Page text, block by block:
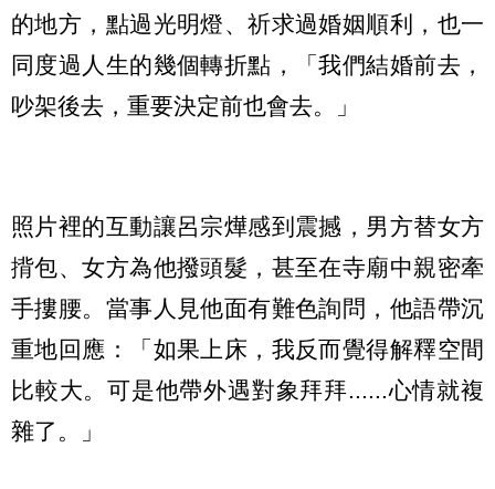
的地方，點過光明燈、祈求過婚姻順利，也一
同度過人生的幾個轉折點，「我們結婚前去，
吵架後去，重要決定前也會去。」
照片裡的互動讓呂宗燁感到震撼，男方替女方
揹包、女方為他撥頭髮，甚至在寺廟中親密牽
手摟腰。當事人見他面有難色詢問，他語帶沉
重地回應：「如果上床，我反而覺得解釋空間
比較大。可是他帶外遇對象拜拜......心情就複
雜了。」